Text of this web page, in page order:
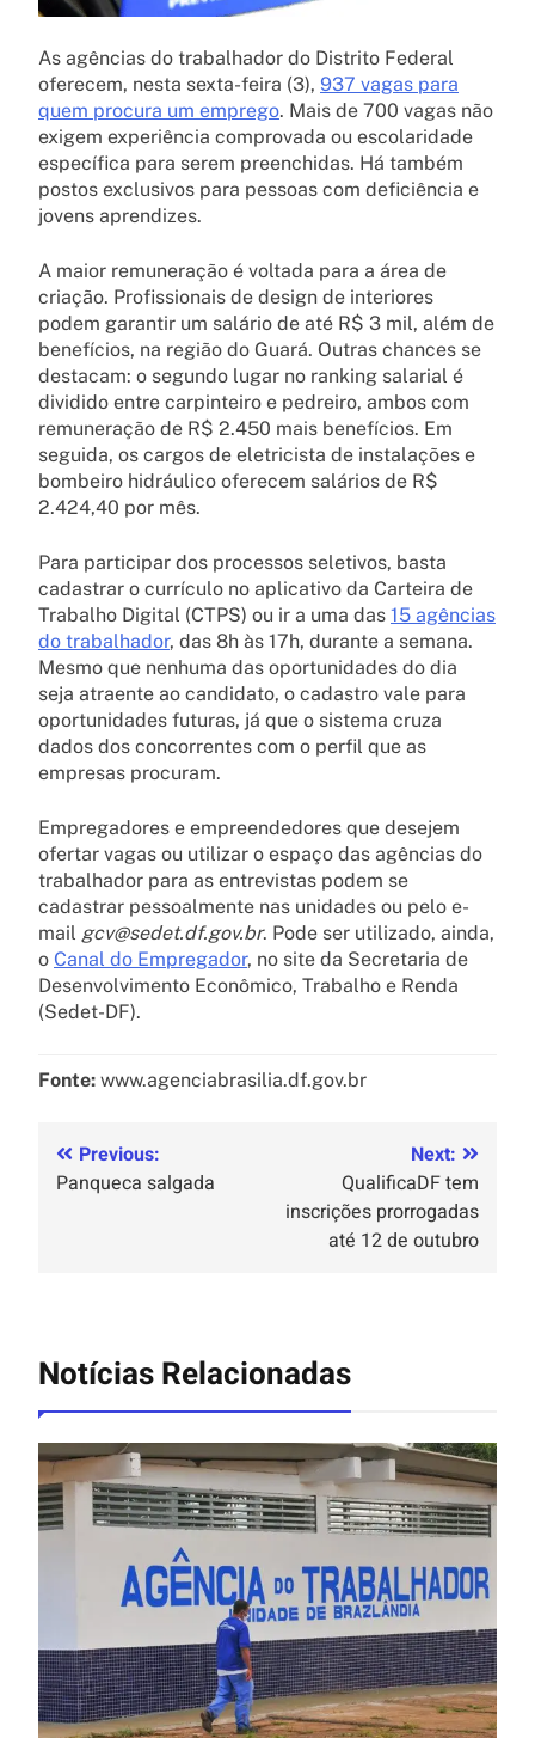
As agências do trabalhador do Distrito Federal
oferecem, nesta sexta-feira (3), 937 vagas para
quem procura um emprego. Mais de 700 vagas não
exigem experiência comprovada ou escolaridade
específica para serem preenchidas. Há também
postos exclusivos para pessoas com deficiência e
jovens aprendizes.
A maior remuneração é voltada para a área de
criação. Profissionais de design de interiores
podem garantir um salário de até R$ 3 mil, além de
benefícios, na região do Guará. Outras chances se
destacam: o segundo lugar no ranking salarial é
dividido entre carpinteiro e pedreiro, ambos com
remuneração de R$ 2.450 mais benefícios. Em
seguida, os cargos de eletricista de instalações e
bombeiro hidráulico oferecem salários de R$
2.424,40 por mês.
Para participar dos processos seletivos, basta
cadastrar o currículo no aplicativo da Carteira de
Trabalho Digital (CTPS) ou ir a uma das 15 agências
do trabalhador, das 8h às 17h, durante a semana.
Mesmo que nenhuma das oportunidades do dia
seja atraente ao candidato, o cadastro vale para
oportunidades futuras, já que o sistema cruza
dados dos concorrentes com o perfil que as
empresas procuram.
Empregadores e empreendedores que desejem
ofertar vagas ou utilizar o espaço das agências do
trabalhador para as entrevistas podem se
cadastrar pessoalmente nas unidades ou pelo e-
mail gcv@sedet.df.gov.br. Pode ser utilizado, ainda,
o Canal do Empregador, no site da Secretaria de
Desenvolvimento Econômico, Trabalho e Renda
(Sedet-DF).
Fonte: www.agenciabrasilia.df.gov.br
Previous:
Panqueca salgada
Next:
QualificaDF tem
inscrições prorrogadas
até 12 de outubro
Notícias Relacionadas